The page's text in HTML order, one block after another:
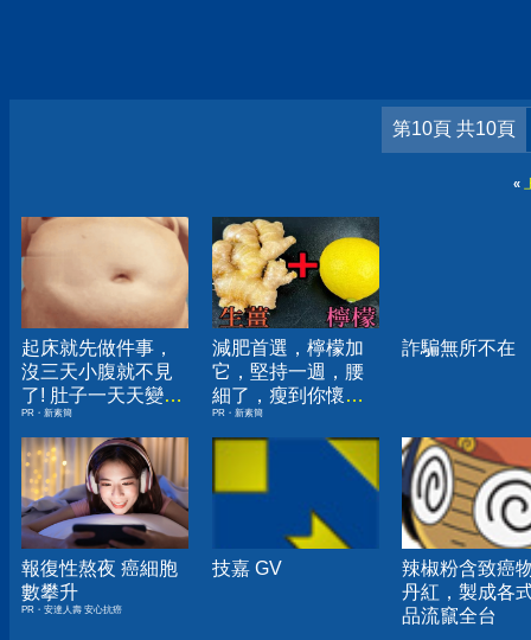
第10頁 共10頁
«
起床就先做件事，
沒三天小腹就不見
了! 肚子一天天變
小！
PR・新素簡
減肥首選，檸檬加
它，堅持一週，腰
細了，瘦到你懷疑
人生
PR・新素簡
詐騙無所不在
報復性熬夜 癌細胞
數攀升
PR・安達人壽 安心抗癌
技嘉 GV
辣椒粉含致癌
丹紅，製成各
品流竄全台